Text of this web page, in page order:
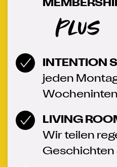
Plus
INTENTION
jeden
LIVING
Wir teilen
Geschichten